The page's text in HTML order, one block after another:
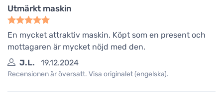
Utmärkt maskin
En mycket attraktiv maskin. Köpt som en present och
mottagaren är mycket nöjd med den.
J.L.
19.12.2024
Recensionen är översatt. Visa originalet (engelska).